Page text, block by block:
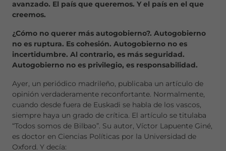
avanzado. El país que queremos. Y el país en el que
creemos.
¿Cómo no querer más autogobierno?. Autogobierno
no es ruptura. Es cohesión. Autogobierno no es
incertidumbre. Al contrario, es más seguridad.
Autogobierno no es privilegio, es responsabilidad.
Ayer, un periódico madrileño, publicaba un artículo de
opinión verdaderamente reconfortante. Normalmente,
cuando desde fuera de Euskadi se habla de los vascos,
siempre haya un grado de crítica. El artículo se titulaba
“Todos somos de Bilbao”. Su autor, Víctor Lapuente Giné,
es doctor en Ciencias Políticas por la Universidad de
Oxford. Y decía: